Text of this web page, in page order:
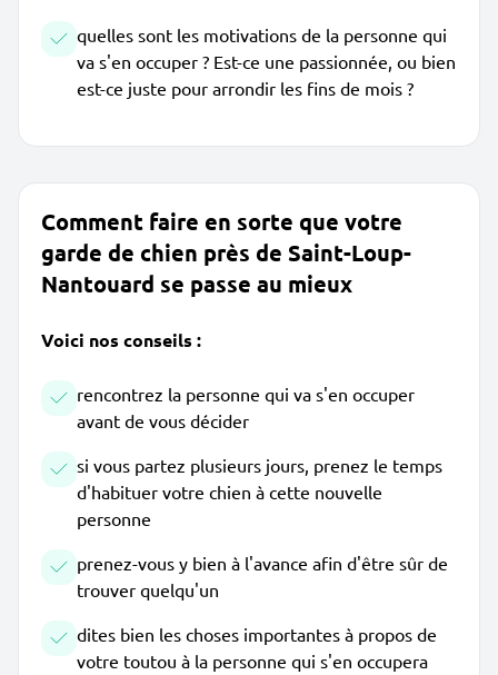
quelles sont les motivations de la personne qui
va s'en occuper ? Est-ce une passionnée, ou bien
est-ce juste pour arrondir les fins de mois ?
Comment faire en sorte que votre
garde de chien près de Saint-Loup-
Nantouard se passe au mieux
Voici nos conseils :
rencontrez la personne qui va s'en occuper
avant de vous décider
si vous partez plusieurs jours, prenez le temps
d'habituer votre chien à cette nouvelle
personne
prenez-vous y bien à l'avance afin d'être sûr de
trouver quelqu'un
dites bien les choses importantes à propos de
votre toutou à la personne qui s'en occupera